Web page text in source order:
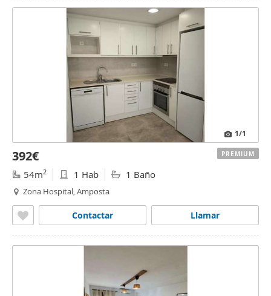
1/1
392€
54m2 1 Hab 1 Baño
Zona Hospital, Amposta
Llamar
Contactar
PREMIUM